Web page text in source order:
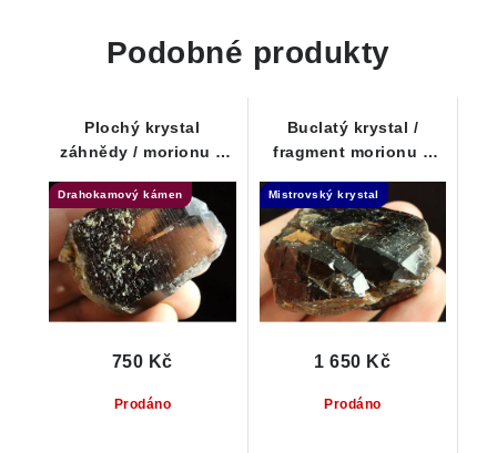
Podobné produkty
Plochý krystal
záhnědy / morionu s
čistotou
Drahokamový kámen
Prodáno
750 Kč
Buclatý krystal /
fragment morionu s
Samoléčitel
Mistrovský krystal
Prodáno
1 650 Kč